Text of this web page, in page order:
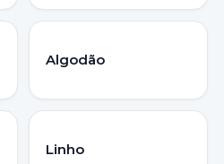
Algodão
Linho